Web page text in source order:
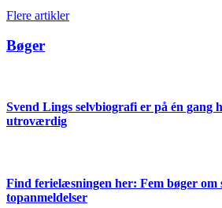
Flere artikler
Bøger
Svend Lings selvbiografi er på én gang
utroværdig
Find ferielæsningen her: Fem bøger om
topanmeldelser